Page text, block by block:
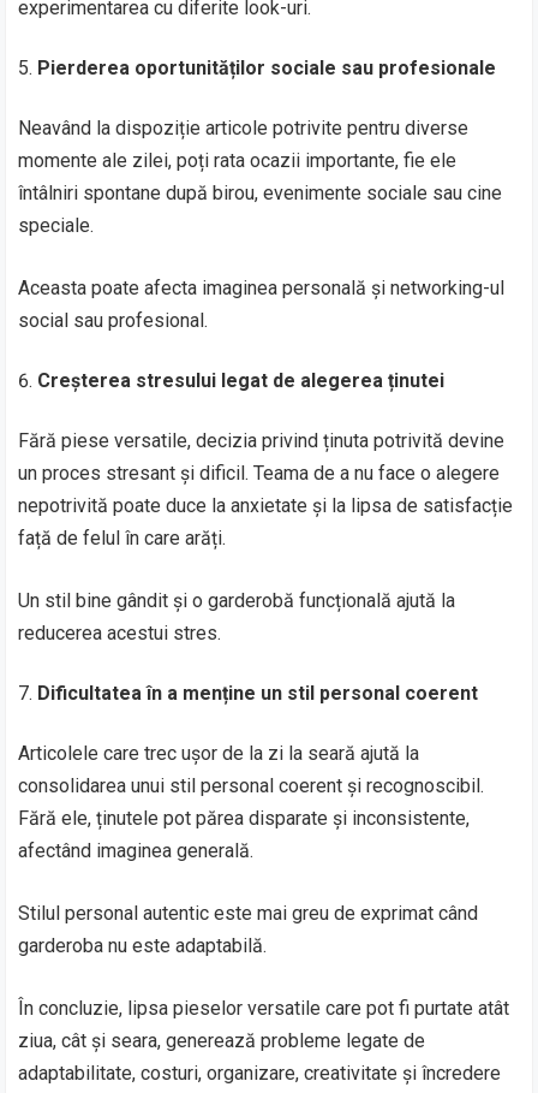
experimentarea cu diferite look-uri.
Pierderea oportunităților sociale sau profesionale
Neavând la dispoziție articole potrivite pentru diverse
momente ale zilei, poți rata ocazii importante, fie ele
întâlniri spontane după birou, evenimente sociale sau cine
speciale.
Aceasta poate afecta imaginea personală și networking-ul
social sau profesional.
Creșterea stresului legat de alegerea ținutei
Fără piese versatile, decizia privind ținuta potrivită devine
un proces stresant și dificil. Teama de a nu face o alegere
nepotrivită poate duce la anxietate și la lipsa de satisfacție
față de felul în care arăți.
Un stil bine gândit și o garderobă funcțională ajută la
reducerea acestui stres.
Dificultatea în a menține un stil personal coerent
Articolele care trec ușor de la zi la seară ajută la
consolidarea unui stil personal coerent și recognoscibil.
Fără ele, ținutele pot părea disparate și inconsistente,
afectând imaginea generală.
Stilul personal autentic este mai greu de exprimat când
garderoba nu este adaptabilă.
În concluzie, lipsa pieselor versatile care pot fi purtate atât
ziua, cât și seara, generează probleme legate de
adaptabilitate, costuri, organizare, creativitate și încredere